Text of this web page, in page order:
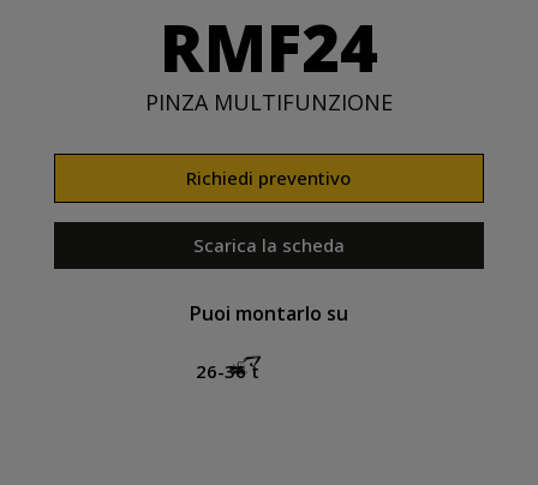
RMF24
PINZA MULTIFUNZIONE
Richiedi preventivo
Scarica la scheda
Puoi montarlo su
26-36 t